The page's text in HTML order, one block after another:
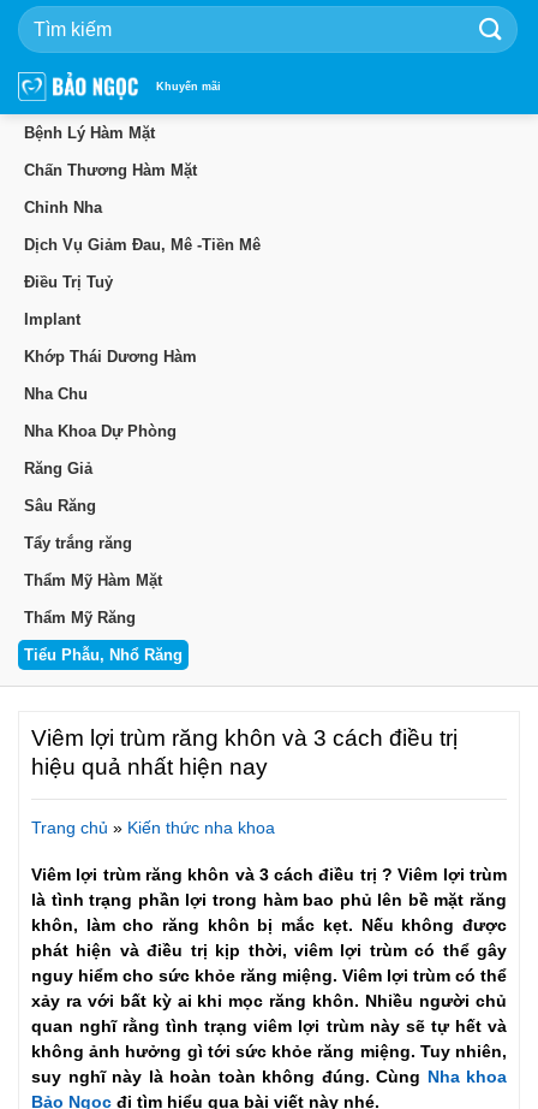
qua
dung
Khuyến mãi
Bệnh Lý Hàm Mặt
Chấn Thương Hàm Mặt
Chỉnh Nha
Dịch Vụ Giảm Đau, Mê -Tiền Mê
Điều Trị Tuỷ
Implant
Khớp Thái Dương Hàm
Nha Chu
Nha Khoa Dự Phòng
Răng Giả
Sâu Răng
Tẩy trắng răng
Thẩm Mỹ Hàm Mặt
Thẩm Mỹ Răng
Tiểu Phẫu, Nhổ Răng
Viêm lợi trùm răng khôn và 3 cách điều trị
hiệu quả nhất hiện nay
Trang chủ » Kiến thức nha khoa
Viêm lợi trùm răng khôn và 3 cách điều trị ? Viêm lợi trùm
là tình trạng phần lợi trong hàm bao phủ lên bề mặt răng
khôn, làm cho răng khôn bị mắc kẹt. Nếu không được
phát hiện và điều trị kịp thời, viêm lợi trùm có thể gây
nguy hiểm cho sức khỏe răng miệng. Viêm lợi trùm có thể
xảy ra với bất kỳ ai khi mọc răng khôn. Nhiều người chủ
quan nghĩ rằng tình trạng viêm lợi trùm này sẽ tự hết và
không ảnh hưởng gì tới sức khỏe răng miệng. Tuy nhiên,
suy nghĩ này là hoàn toàn không đúng. Cùng Nha khoa
Bảo Ngọc đi tìm hiểu qua bài viết này nhé.